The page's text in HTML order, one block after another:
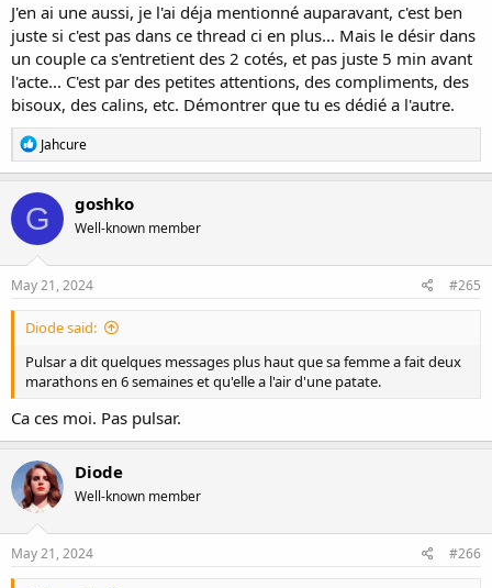
J'en ai une aussi, je l'ai déja mentionné auparavant, c'est ben
juste si c'est pas dans ce thread ci en plus... Mais le désir dans
un couple ca s'entretient des 2 cotés, et pas juste 5 min avant
l'acte... C'est par des petites attentions, des compliments, des
bisoux, des calins, etc. Démontrer que tu es dédié a l'autre.
R
e
a
c
t
i
o
n
s
Jahcure
G goshko
Well-known member
May 21, 2024 #265
Diode said:
Pulsar a dit quelques messages plus haut que sa femme a fait deux
marathons en 6 semaines et qu'elle a l'air d'une patate.
Ca ces moi. Pas pulsar.
Diode
Well-known member
May 21, 2024 #266